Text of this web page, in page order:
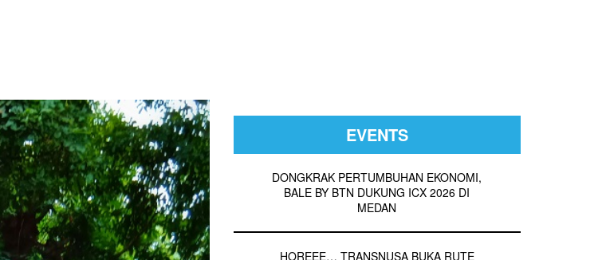
EVENTS
DONGKRAK PERTUMBUHAN EKONOMI,
BALE BY BTN DUKUNG ICX 2026 DI
MEDAN
HOREEE… TRANSNUSA BUKA RUTE